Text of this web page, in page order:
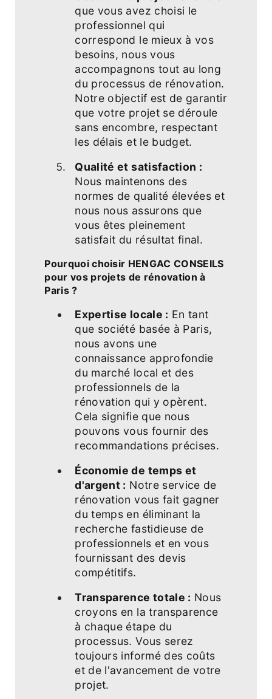
que vous avez choisi le
professionnel qui
correspond le mieux à vos
besoins, nous vous
accompagnons tout au long
du processus de rénovation.
Notre objectif est de garantir
que votre projet se déroule
sans encombre, respectant
les délais et le budget.
Qualité et satisfaction :
Nous maintenons des
normes de qualité élevées et
nous nous assurons que
vous êtes pleinement
satisfait du résultat final.
Pourquoi choisir HENGAC CONSEILS
pour vos projets de rénovation à
Paris ?
Expertise locale : En tant
que société basée à Paris,
nous avons une
connaissance approfondie
du marché local et des
professionnels de la
rénovation qui y opèrent.
Cela signifie que nous
pouvons vous fournir des
recommandations précises.
Économie de temps et
d'argent : Notre service de
rénovation vous fait gagner
du temps en éliminant la
recherche fastidieuse de
professionnels et en vous
fournissant des devis
compétitifs.
Transparence totale : Nous
croyons en la transparence
à chaque étape du
processus. Vous serez
toujours informé des coûts
et de l'avancement de votre
projet.